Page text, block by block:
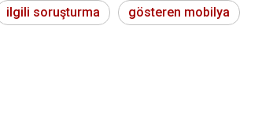
ilgili soruşturma gösteren mobilya